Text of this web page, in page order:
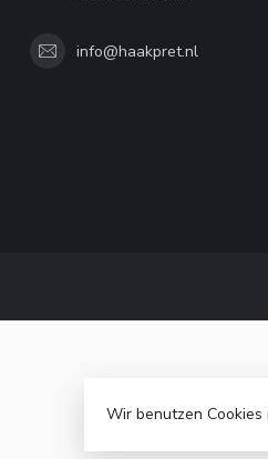
info@haakpret.nl
Wir benutzen